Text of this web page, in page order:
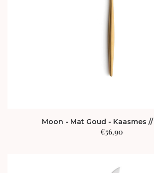
Moon - Mat Goud - Kaasmes
€56,90